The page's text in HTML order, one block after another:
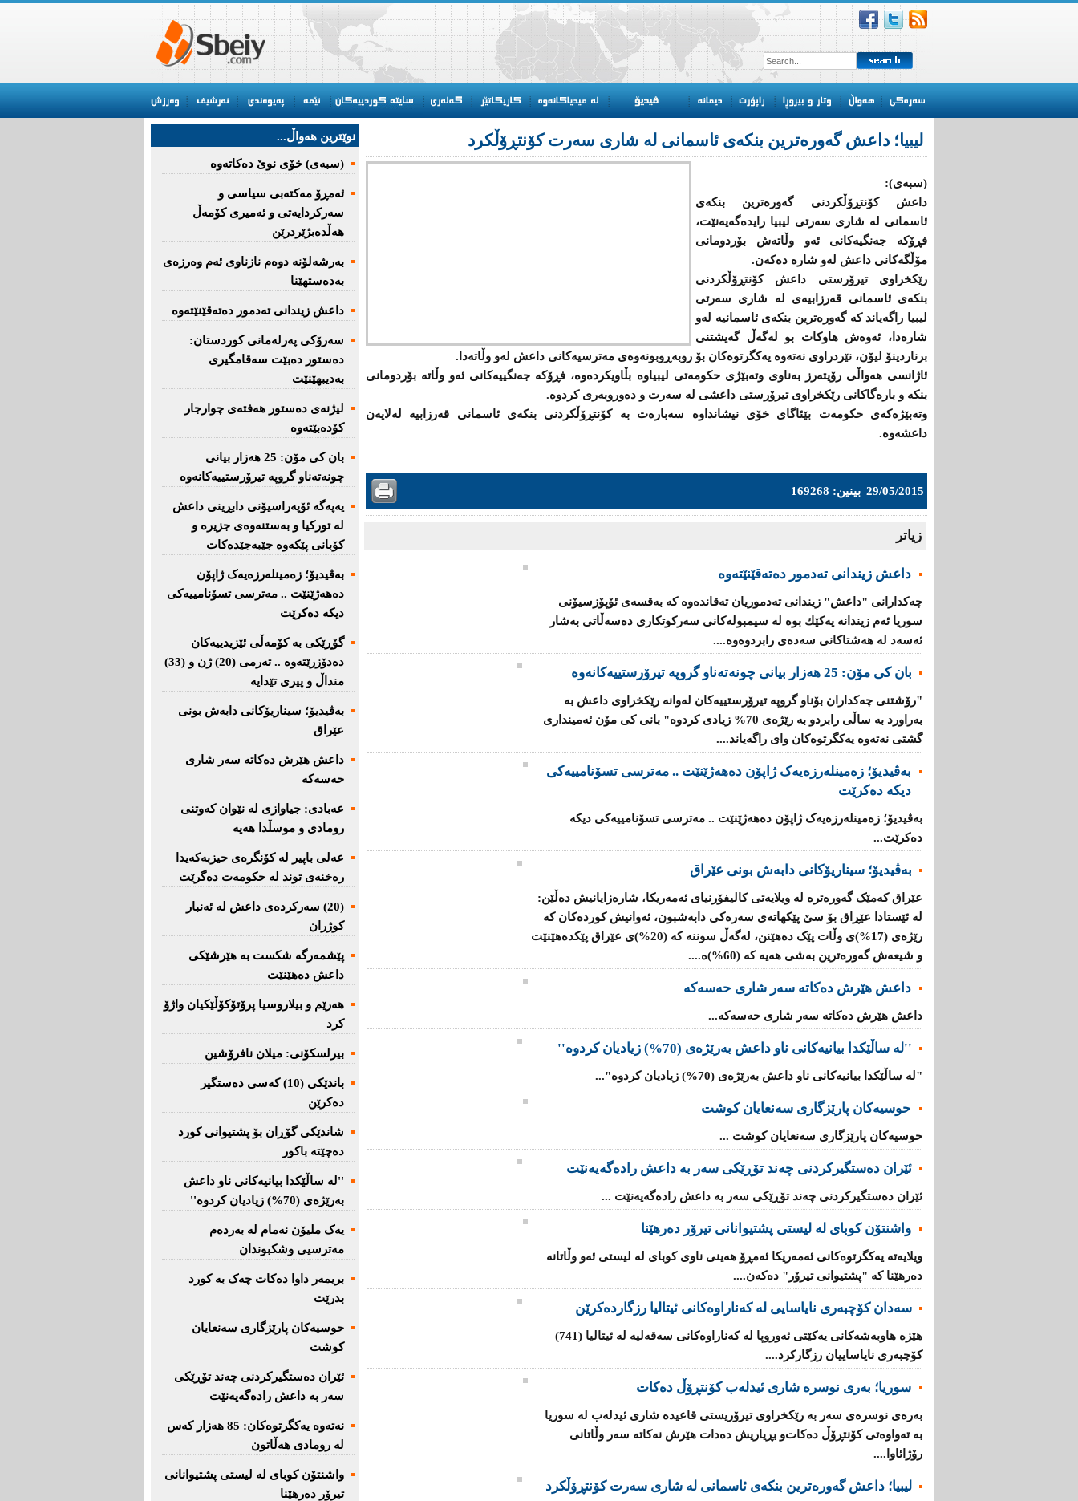
لیبیا؛ داعش گەورەترین بنكەی ئاسمانی لە شاری سەرت کۆنتڕۆڵکرد
(سبەی):
داعش كۆنتڕۆڵکردنی گەورەترین بنكەی
ئاسمانی لە شاری سەرتی لیبیا رایدەگەیەنێت،
فڕۆكە جەنگیەكانی ئەو وڵاتەش بۆردومانی
مۆڵگەكانی داعش لەو شارە دەكەن.
رێكخراوی تیرۆرستی داعش كۆنتڕۆڵكردنی
بنكەی ئاسمانی قەرزابیەی لە شاری سەرتی
لیبیا راگەیاند كە گەورەترین بنكەی ئاسمانیە لەو
شارەدا، ئەوەش هاوكات بو لەگەڵ گەیشتنی
برناردینۆ لیۆن، نێردراوی نەتەوە یەكگرتوەكان بۆ روبەڕوبونەوەی مەترسیەكانی داعش لەو وڵاتەدا.
ئاژانسی هەواڵی رۆیتەرز بەناوی وتەبێژی حكومەتی لیبیاوە بڵاویكردەوە، فڕۆكە جەنگییەكانی ئەو وڵاتە بۆردومانی
بنكە و بارەگاكانی رێكخراوی تیرۆرستی داعشی لە سەرت و دەوروبەری كردوە.
وتەبێژەكەی حكومەت بێئاگای خۆی نیشانداوە سەبارەت بە كۆنتڕۆڵكردنی بنكەی ئاسمانی قەرزابیە لەلایەن
داعشەوە.
29/05/2015 بینین: 169268
زیاتر
داعش زیندانی تەدمور دەتەقێنێتەوە
چەكدارانی "داعش" زیندانی تەدموریان تەقاندەوە كە بەقسەی ئۆپۆزسیۆنی
سوریا ئەم زیندانە یەكێك بوە لە سیمبولەكانی سەركوتكاری دەسەڵاتی بەشار
ئەسەد لە هەشتاكانی سەدەی رابردوەوە....
بان كی مۆن: 25 هەزار بیانی چونەتەناو گروپە تیرۆرستییەكانەوە
"رۆشتنی چەكداران بۆناو گروپە تیرۆرستییەكان لەوانە رێكخراوی داعش بە
بەراورد بە ساڵی رابردو بە رێژەی 70% زیادی كردوە" بانی كی مۆن ئەمینداری
گشتی نەتەوە یەكگرتوەكان وای راگەیاند....
بەڤیدیۆ؛ زەمینلەرزەیەک ژاپۆن دەهەژێنێت .. مەترسی تسۆنامییەکی
دیکە دەکرێت
بەڤیدیۆ؛ زەمینلەرزەیەک ژاپۆن دەهەژێنێت .. مەترسی تسۆنامییەکی دیکە
دەکرێت...
بەڤیدیۆ؛ سیناریۆکانی دابەش بونی عێراق
عێراق کەمێک گەورەترە لە ویلایەتی کالیفۆرنیای ئەمەریکا، شارەزایانیش دەڵێن:
لە ئێستادا عێڕاق بۆ سێ پێکهاتەی سەرەکی دابەشبون، ئەوانیش کوردەکان کە
رێژەی (17%)ی وڵات پێک دەهێنن، لەگەڵ سوننە کە (20%)ی عێراق پێکدەهێنێت
و شیعەش گەورەترین بەشی هەیە کە (60%)ە....
داعش هێرش دەکاتە سەر شاری حەسەکە
داعش هێرش دەکاتە سەر شاری حەسەکە...
''لە ساڵێکدا بیانیه‌كانی ناو داعش بەرێژەى (70%) زیادیان کردوە''
"لە ساڵێکدا بیانیه‌كانی ناو داعش بەرێژەى (70%) زیادیان کردوە"...
حوسیەکان پارێزگارى سەنعایان کوشت
حوسیەکان پارێزگارى سەنعایان کوشت ...
ئێران دەستگیرکردنى چه‌ند تۆڕێكی‌ سه‌ر به‌ داعش رادەگەیەنێت
ئێران دەستگیرکردنى چه‌ند تۆڕێكی‌ سه‌ر به‌ داعش رادەگەیەنێت ...
واشنتۆن كوبای لە لیستی پشتیوانانی تیرۆر دەرهێنا
ویلایەتە یەكگرتوەكانی ئەمەریكا ئەمڕۆ هەینی ناوی كوبای لە لیستی ئەو وڵاتانە
دەرهێنا كە "پشتیوانی تیرۆر" دەكەن....
سەدان كۆچبەری نایاسایی لە كەناراوەكانی ئیتالیا رزگاردەكرێن
هێزە هاوبەشەكانی یەكێتی ئەوروپا لە كەناراوەكانی سەقەلیە لە ئیتالیا (741)
كۆچبەری نایاساییان رزگاركرد....
سوریا؛ بەری نوسرە شاری ئیدلەب كۆنتڕۆڵ دەكات
بەرەی نوسرەی سەر بە رێكخراوی تیرۆریستی قاعیدە شاری ئیدلەب لە سوریا
بە تەواوەتی كۆنتڕۆڵ دەكات‌و بڕیاریش دەدات هێرش نەكاتە سەر وڵاتانی
رۆژائاوا....
لیبیا؛ داعش گەورەترین بنكەی ئاسمانی لە شاری سەرت کۆنتڕۆڵکرد
نوێترین هه‌واڵ...
(سبەى) خۆى نوێ دەکاتەوە
ئه‌مڕۆ مه‌كته‌بی‌ سیاسی‌ و
سه‌ركردایه‌تی‌ و ئه‌میری‌ كۆمه‌ڵ
هەڵدەبژێردرێن
به‌رشه‌لۆنه‌ دوه‌م نازناوی ئه‌م وه‌رزه‌ی
به‌ده‌ستهێنا
داعش زیندانی تەدمور دەتەقێنێتەوە
سەرۆكی پەرلەمانی كوردستان:
دەستور دەبێت سەقامگیری
بەدیبهێنێت
لیژنەی دەستور هەفتەی چوارجار
كۆدەبێتەوە
بان كی مۆن: 25 هەزار بیانی
چونەتەناو گروپە تیرۆرستییەكانەوە
یەپەگە ئۆپەراسیۆنی دابڕینی داعش
لە تورکیا و بەستنەوەی جزیرە و
کۆبانی پێکەوە جێبەجێدەکات
بەڤیدیۆ؛ زەمینلەرزەیەک ژاپۆن
دەهەژێنێت .. مەترسی تسۆنامییەکی
دیکە دەکرێت
گۆڕێکی بە کۆمەڵی ئێزیدییەکان
دەدۆزرێتەوە .. تەرمی (20) ژن و (33)
منداڵ و پیری تێدایە
بەڤیدیۆ؛ سیناریۆکانی دابەش بونی
عێراق
داعش هێرش دەکاتە سەر شاری
حەسەکە
عه‌بادی: جیاوازی له‌ نێوان کەوتنی
رومادی و موسڵدا هه‌یه‌
عەلی باپیر لە کۆنگرەی حیزبەکەیدا
رەخنەی توند لە حکومەت دەگرێت
(20) سه‌ركرده‌ی داعش لە ئەنبار
کوژران
پێشمەرگە شكست بە هێرشێكی
داعش دەهێنێت
هەرێم و بیلاروسیا پرۆتۆکۆڵێکیان واژۆ
کرد
بیرلسكۆنی: میلان نافرۆشین
باندێکی (10) کەسى دەستگیر
دەکرێن
شاندێکى گۆڕان بۆ پشتیوانی کورد
دەچێتە باکور
''لە ساڵێکدا بیانیه‌كانی ناو داعش
بەرێژەى (70%) زیادیان کردوە''
یەک ملیۆن نەمام لە بەردەم
مەترسیی وشکبوندان
بریمه‌ر داوا دەکات چەک بە کورد
بدرێت
حوسیەکان پارێزگارى سەنعایان
کوشت
ئێران دەستگیرکردنى چه‌ند تۆڕێكی‌
سه‌ر به‌ داعش رادەگەیەنێت
نەتەوە یەكگرتوەكان: 85 هەزار كەس
لە رومادی هەڵاتون
واشنتۆن كوبای لە لیستی پشتیوانانی
تیرۆر دەرهێنا